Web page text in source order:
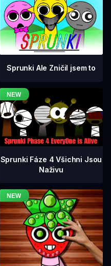
Sprunki Ale Zničil jsem to
Sprunki Fáze 4 Všichni Jsou
Naživu